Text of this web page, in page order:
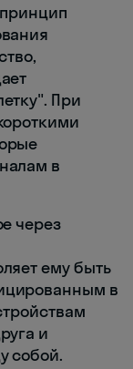
При
в
через
ему быть
в
и
собой.